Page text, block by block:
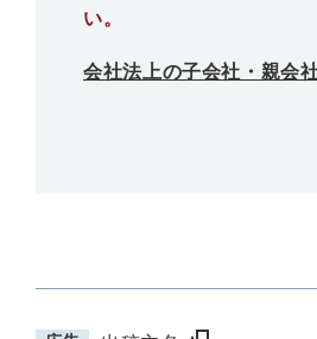
い。
会社法上の子会社・親会